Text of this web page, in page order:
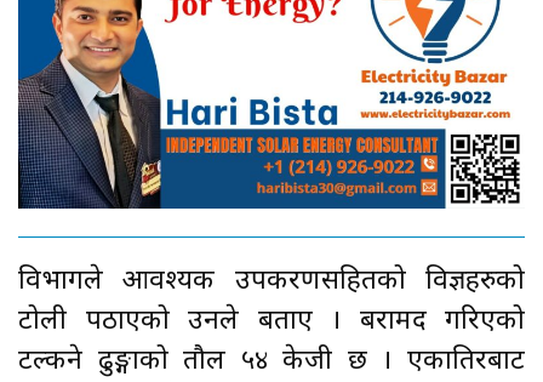
विभागले आवश्यक उपकरणसहितको विज्ञहरुको
टोली पठाएको उनले बताए । बरामद गरिएको
टल्कने ढुङ्गाको तौल ५४ केजी छ । एकातिरबाट